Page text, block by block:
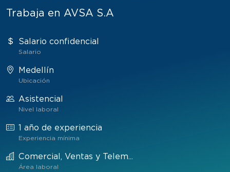
Trabaja en AVSA S.A
Salario confidencial
Salario
Medellín
Ubicación
Asistencial
Nivel laboral
1 año de experiencia
Experiencia mínima
Comercial, Ventas y Telem...
Área laboral